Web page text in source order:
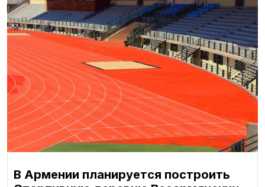
В Армении планируется построить